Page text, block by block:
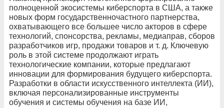
полноценной экосистемы киберспорта в США, а также
новых форм государственночастного партнерства,
охватывающего все большее число акторов в сфере
технологий, спонсорства, рекламы, медиаправ, сборов
разработчиков игр, продажи товаров и т. д. Ключевую
роль в этой системе продолжают играть
технологические компании, которые предлагают
инновации для формирования будущего киберспорта.
Разработки в области искусственного интеллекта (ИИ),
включая персонализированные инструменты
обучения и системы обучения на базе ИИ,